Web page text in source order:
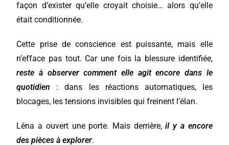
façon d’exister qu’elle croyait choisie… alors qu’elle
était conditionnée.
Cette prise de conscience est puissante, mais elle
n’efface pas tout. Car une fois la blessure identifiée,
reste à observer comment elle agit encore dans le
quotidien : dans les réactions automatiques, les
blocages, les tensions invisibles qui freinent l’élan.
Léna a ouvert une porte. Mais derrière,il y a encore
des pièces à explorer.